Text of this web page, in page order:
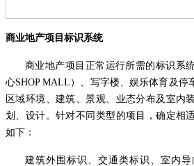
商业地产项目标识系统
商业地产项目正常运行所需的标识系
心SHOP MALL ）、写字楼、娱乐体育及停
区域环境、建筑、景观、业态分布及室内
划、设计。针对不同类型的项目，确定相
如下：
建筑外围标识、交通类标识、室内